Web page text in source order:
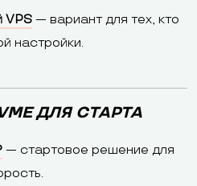
VPS — вариант для тех, кто
настройки.
ДЛЯ СТАРТА
— стартовое решение для